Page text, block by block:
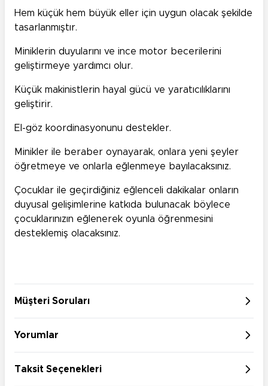
Hem küçük hem büyük eller için uygun olacak şekilde
tasarlanmıştır.
Miniklerin duyularını ve ince motor becerilerini
geliştirmeye yardımcı olur.
Küçük makinistlerin hayal gücü ve yaratıcılıklarını
geliştirir.
El-göz koordinasyonunu destekler.
Minikler ile beraber oynayarak, onlara yeni şeyler
öğretmeye ve onlarla eğlenmeye bayılacaksınız.
Çocuklar ile geçirdiğiniz eğlenceli dakikalar onların
duyusal gelişimlerine katkıda bulunacak böylece
çocuklarınızın eğlenerek oyunla öğrenmesini
desteklemiş olacaksınız.
Müşteri Soruları
Yorumlar
Taksit Seçenekleri